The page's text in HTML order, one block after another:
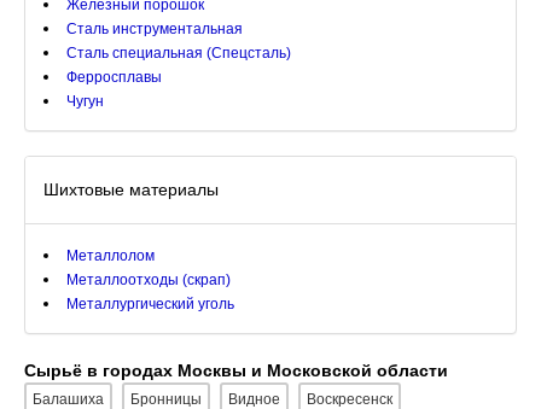
Железный порошок
Сталь инструментальная
Сталь специальная (Спецсталь)
Ферросплавы
Чугун
Шихтовые материалы
Металлолом
Металлоотходы (скрап)
Металлургический уголь
Сырьё в городах Москвы и Московской области
Балашиха Бронницы Видное Воскресенск